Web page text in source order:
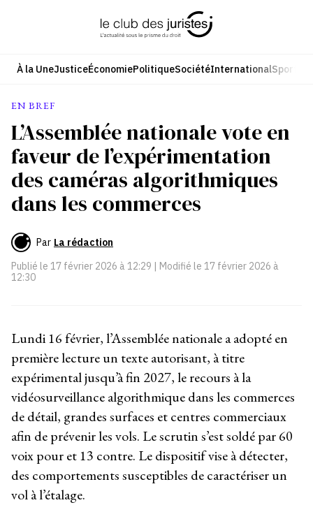
À la UneJusticeÉconomiePolitiqueSociétéInternationalSport
EN BREF
L’Assemblée nationale vote en
faveur de l’expérimentation
des caméras algorithmiques
dans les commerces
Par La rédaction
Publié le 17 février 2026 à 12:29 | Modifié le 17 février 2026 à
12:30
Lundi 16 février, l’Assemblée nationale a adopté en
première lecture un texte autorisant, à titre
expérimental jusqu’à fin 2027, le recours à la
vidéosurveillance algorithmique dans les commerces
de détail, grandes surfaces et centres commerciaux
afin de prévenir les vols. Le scrutin s’est soldé par 60
voix pour et 13 contre. Le dispositif vise à détecter,
des comportements susceptibles de caractériser un
vol à l’étalage.